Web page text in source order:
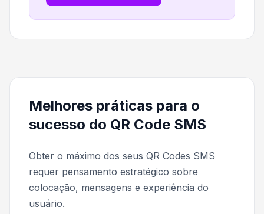
Melhores práticas para o
sucesso do QR Code SMS
Obter o máximo dos seus QR Codes SMS
requer pensamento estratégico sobre
colocação, mensagens e experiência do
usuário.